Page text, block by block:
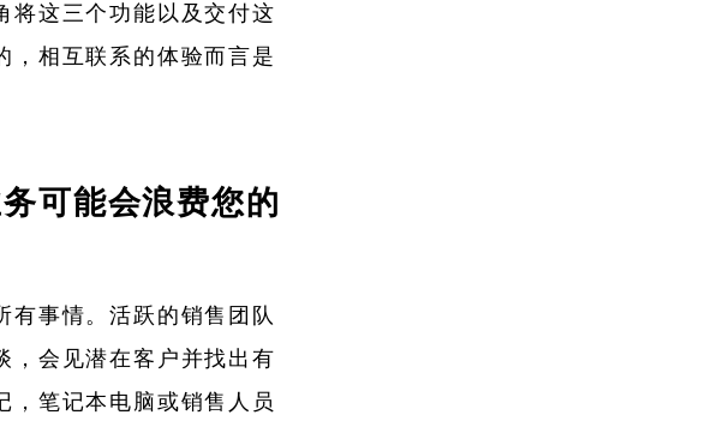
将这三个功能以及交付这
，相互联系的体验而言是
可能会浪费您的
有事情。活跃的销售团队
，会见潜在客户并找出有
，笔记本电脑或销售人员